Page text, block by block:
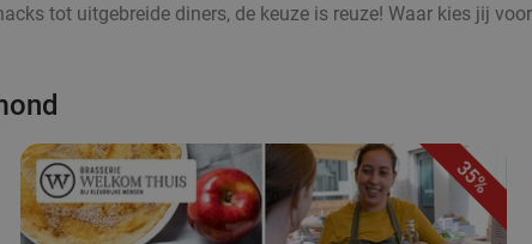
tot uitgebreide diners, de keuze is reuze! Waar kies jij
35%